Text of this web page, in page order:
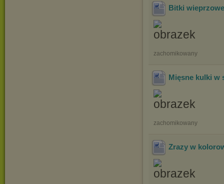
Bitki
zachomikowany
Mięsne kulki w
zachomikowany
Zrazy w